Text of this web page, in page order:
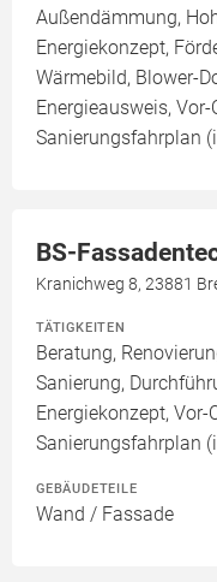
Außendämmung,
Energiekonzept,
Wärmebild, Blower-
Energieausweis,
Sanierungsfahrplan
BS-
Kranichweg 8, 23881
TÄTIGKEITEN
Beratung,
Sanierung,
Energiekonzept,
Sanierungsfahrplan
GEBÄUDETEILE
Wand / Fassade